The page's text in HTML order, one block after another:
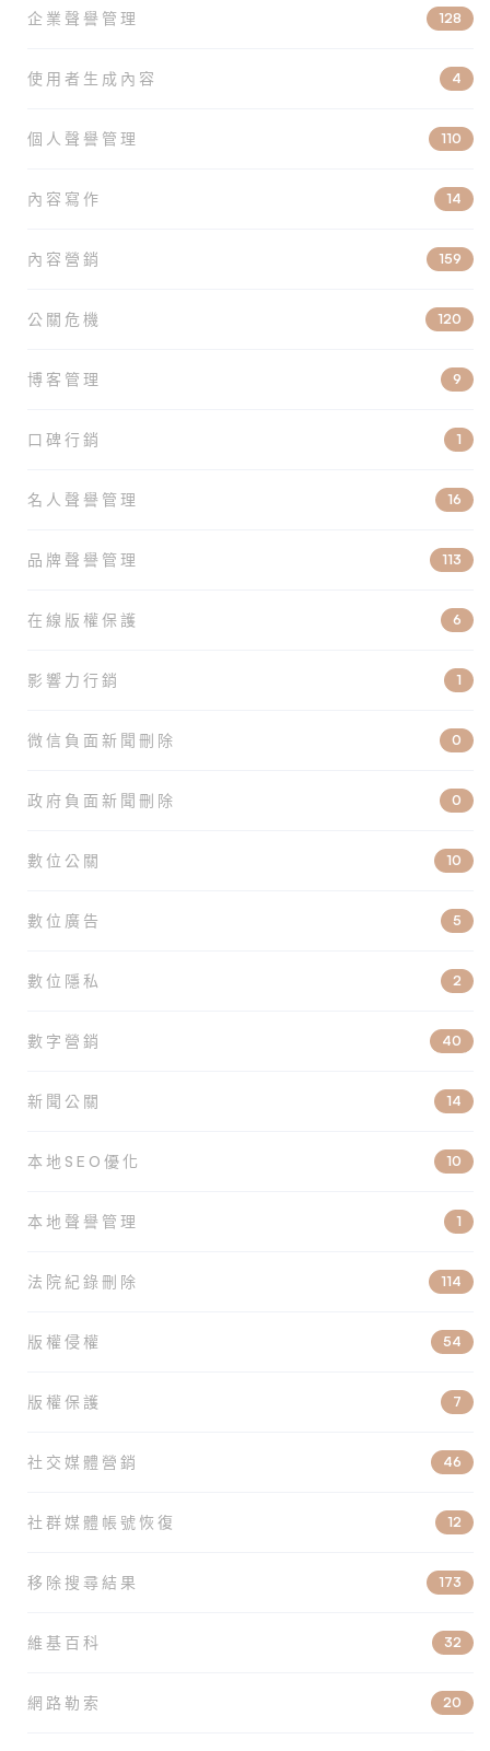
企業聲譽管理 128
使用者生成內容 4
個人聲譽管理 110
內容寫作 14
內容營銷 159
公關危機 120
博客管理 9
口碑行銷 1
名人聲譽管理 16
品牌聲譽管理 113
在線版權保護 6
影響力行銷 1
微信負面新聞刪除 0
政府負面新聞刪除 0
數位公關 10
數位廣告 5
數位隱私 2
數字營銷 40
新聞公關 14
本地SEO優化 10
本地聲譽管理 1
法院紀錄刪除 114
版權侵權 54
版權保護 7
社交媒體營銷 46
社群媒體帳號恢復 12
移除搜尋結果 173
維基百科 32
網路勒索 20